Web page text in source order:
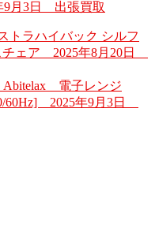
9月3日 出張買取
トラハイバック シルフ
チェア 2025年8月20日
電子レンジ
60Hz] 2025年9月3日